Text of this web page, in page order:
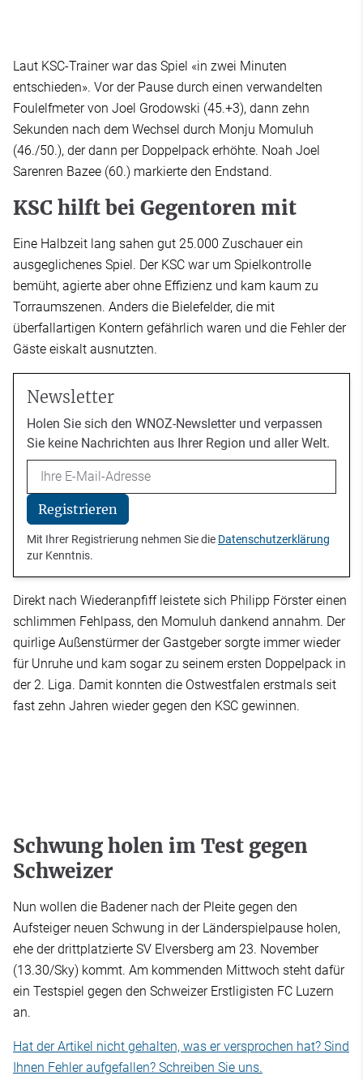
Laut KSC-Trainer war das Spiel «in zwei Minuten
entschieden». Vor der Pause durch einen verwandelten
Foulelfmeter von Joel Grodowski (45.+3), dann zehn
Sekunden nach dem Wechsel durch Monju Momuluh
(46./50.), der dann per Doppelpack erhöhte. Noah Joel
Sarenren Bazee (60.) markierte den Endstand.
KSC hilft bei Gegentoren mit
Eine Halbzeit lang sahen gut 25.000 Zuschauer ein
ausgeglichenes Spiel. Der KSC war um Spielkontrolle
bemüht, agierte aber ohne Effizienz und kam kaum zu
Torraumszenen. Anders die Bielefelder, die mit
überfallartigen Kontern gefährlich waren und die Fehler der
Gäste eiskalt ausnutzten.
Newsletter
Holen Sie sich den WNOZ-Newsletter und verpassen
Sie keine Nachrichten aus Ihrer Region und aller Welt.
Email
Registrieren
Mit Ihrer Registrierung nehmen Sie die Datenschutzerklärung
zur Kenntnis.
Direkt nach Wiederanpfiff leistete sich Philipp Förster einen
schlimmen Fehlpass, den Momuluh dankend annahm. Der
quirlige Außenstürmer der Gastgeber sorgte immer wieder
für Unruhe und kam sogar zu seinem ersten Doppelpack in
der 2. Liga. Damit konnten die Ostwestfalen erstmals seit
fast zehn Jahren wieder gegen den KSC gewinnen.
Schwung holen im Test gegen
Schweizer
Nun wollen die Badener nach der Pleite gegen den
Aufsteiger neuen Schwung in der Länderspielpause holen,
ehe der drittplatzierte SV Elversberg am 23. November
(13.30/Sky) kommt. Am kommenden Mittwoch steht dafür
ein Testspiel gegen den Schweizer Erstligisten FC Luzern
an.
Hat der Artikel nicht gehalten, was er versprochen hat? Sind
Ihnen Fehler aufgefallen? Schreiben Sie uns.